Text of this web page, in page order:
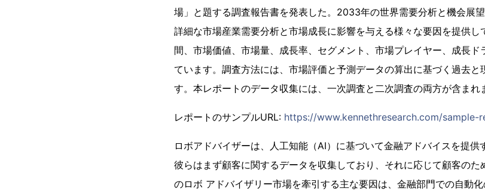
場」と題する調査報告書を発表した。2033年の世界需要分析と機会展
詳細な市場産業需要分析と市場成長に影響を与える様々な要因を提供
間、市場価値、市場量、成長率、セグメント、市場プレイヤー、成長ド
ています。調査方法には、市場評価と予測データの算出に基づく過去と
す。本レポートのデータ収集には、一次調査と二次調査の両方が含まれ
レポートのサンプルURL: https://www.kennethresearch.com/sample-
ロボアドバイザーは、人工知能（AI）に基づいて金融アドバイスを提供
彼らはまず顧客に関するデータを収集しており、それに応じて顧客のた
のロボ アドバイザリー市場を牽引する主な要因は、金融部門での自動化